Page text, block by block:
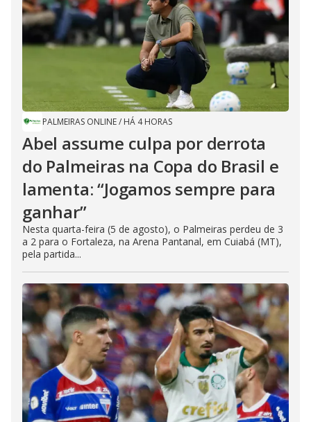
PALMEIRAS ONLINE/ HÁ 4 HORAS
Abel assume culpa por derrota
do Palmeiras na Copa do Brasil e
lamenta: “Jogamos sempre para
ganhar”
Nesta quarta-feira (5 de agosto), o Palmeiras perdeu de 3
a 2 para o Fortaleza, na Arena Pantanal, em Cuiabá (MT),
pela partida...